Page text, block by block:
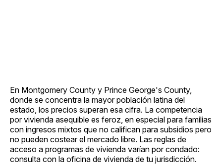
En Montgomery County y Prince George's County,
donde se concentra la mayor población latina del
estado, los precios superan esa cifra. La competencia
por vivienda asequible es feroz, en especial para familias
con ingresos mixtos que no califican para subsidios pero
no pueden costear el mercado libre. Las reglas de
acceso a programas de vivienda varían por condado:
consulta con la oficina de vivienda de tu jurisdicción.